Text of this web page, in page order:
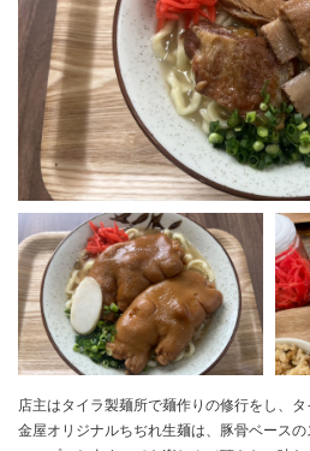
店主はタイラ製麺所で麺作りの修行をし、
金屋オリジナルちぢれ生麺は、豚骨ベース